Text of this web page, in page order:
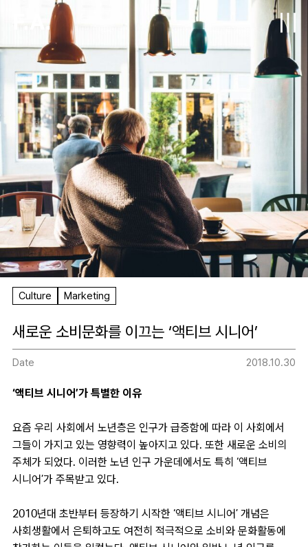
F.A.
Culture Marketing
새로운 소비문화를 이끄는 ‘액티브 시니어’
Date 2018.10.30
‘액티브 시니어’가 특별한 이유
요즘 우리 사회에서 노년층은 인구가 급증함에 따라 이 사회에서
그들이 가지고 있는 영향력이 높아지고 있다. 또한 새로운 소비의
주체가 되었다. 이러한 노년 인구 가운데에서도 특히 ‘액티브
시니어’가 주목받고 있다.
2010년대 초반부터 등장하기 시작한 ‘액티브 시니어’ 개념은
사회생활에서 은퇴하고도 여전히 적극적으로 소비와 문화활동에